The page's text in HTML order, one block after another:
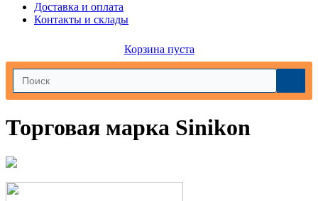
Доставка и оплата
Контакты и склады
Корзина пуста
Торговая марка Sinikon